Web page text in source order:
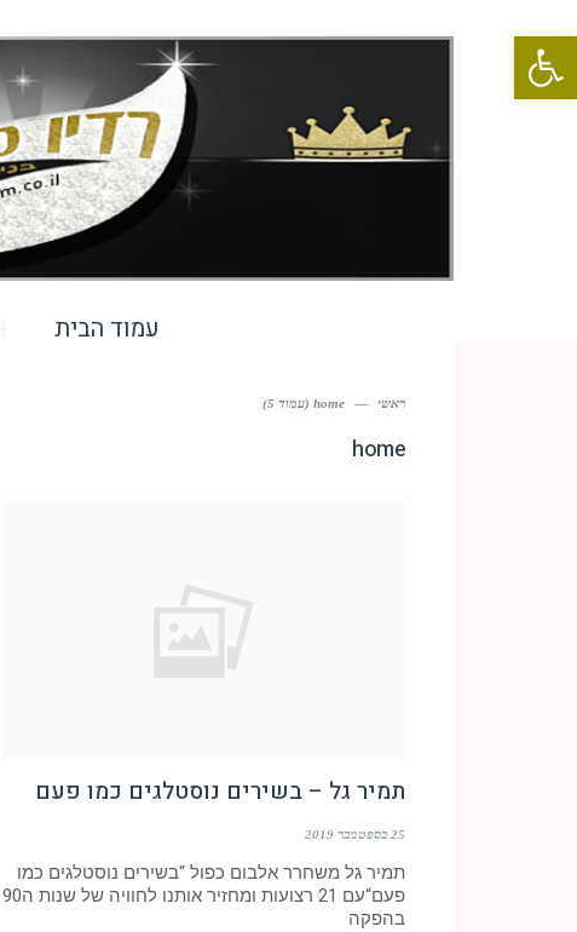
פתח סרגל נגישות
עמוד הבית
ראשי — home (עמוד 5)
home
תמיר גל – בשירים נוסטלגים כמו פעם
25 בספטמבר 2019
תמיר גל משחרר אלבום כפול “בשירים נוסטלגים כמו
פעם“עם 21 רצועות ומחזיר אותנו לחוויה של שנות ה90
בהפקה